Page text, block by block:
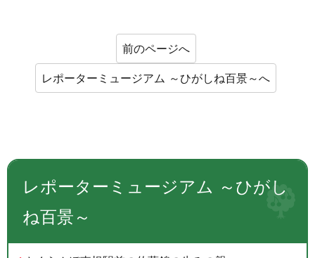
前のページへ
レポーターミュージアム ～ひがしね百景～へ
レポーターミュージアム ～ひがし
ね百景～